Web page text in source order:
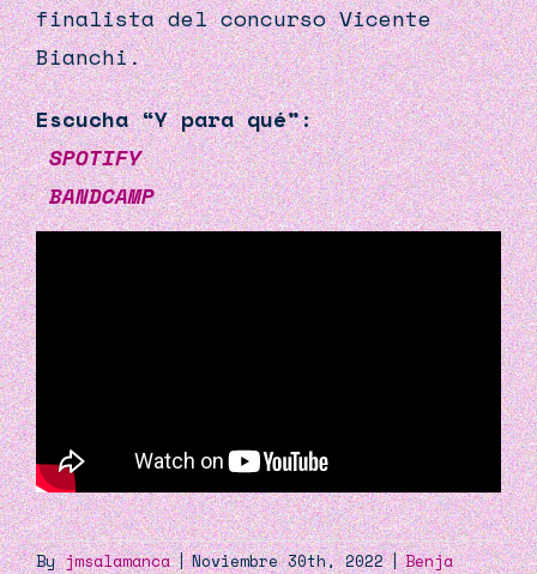
finalista del concurso Vicente
Bianchi.
Escucha “Y para qué”:
SPOTIFY
BANDCAMP
Byjmsalamanca | Noviembre 30th, 2022 | Benja